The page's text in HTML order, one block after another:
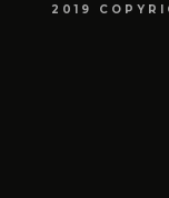
2019